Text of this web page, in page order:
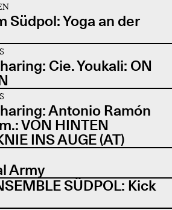
Südpol: Yoga an der
Cie. Youkali: ON
Antonio Ramón
VON HINTEN
INS AUGE (AT)
Army
SÜDPOL: Kick